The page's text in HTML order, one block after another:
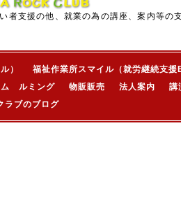
支援の他、就業の為の講座、案内等の
） 福祉作業所スマイル（就労継続支援
ム ルミング 物販販売 法人案内 講
ラブのブログ